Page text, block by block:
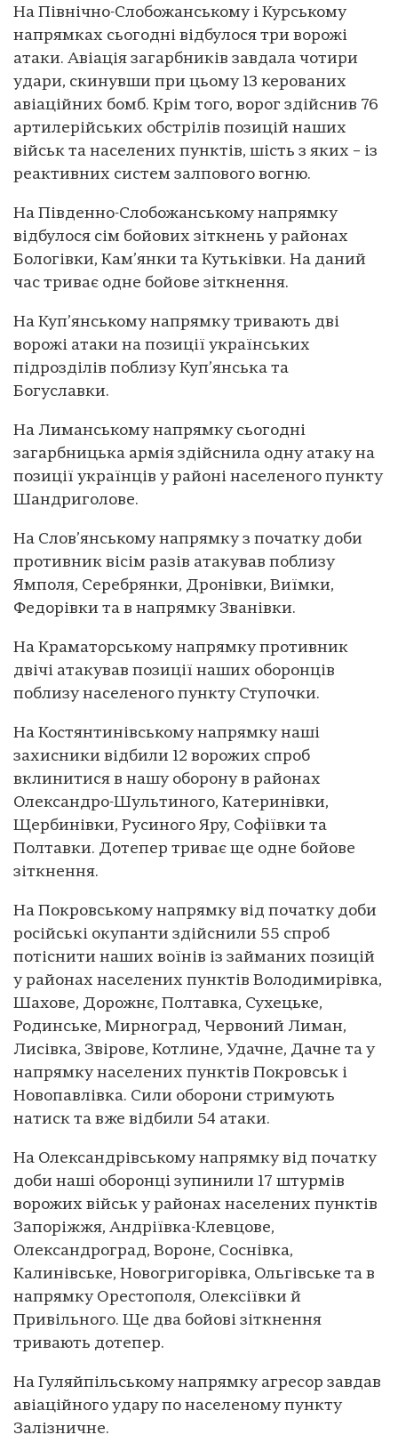
На Північно-Слобожанському і Курському
напрямках сьогодні відбулося три ворожі
атаки. Авіація загарбників завдала чотири
удари, скинувши при цьому 13 керованих
авіаційних бомб. Крім того, ворог здійснив 76
артилерійських обстрілів позицій наших
військ та населених пунктів, шість з яких – із
реактивних систем залпового вогню.
На Південно-Слобожанському напрямку
відбулося сім бойових зіткнень у районах
Бологівки, Кам’янки та Кутьківки. На даний
час триває одне бойове зіткнення.
На Куп’янському напрямку тривають дві
ворожі атаки на позиції українських
підрозділів поблизу Куп’янська та
Богуславки.
На Лиманському напрямку сьогодні
загарбницька армія здійснила одну атаку на
позиції українців у районі населеного пункту
Шандриголове.
На Слов’янському напрямку з початку доби
противник вісім разів атакував поблизу
Ямполя, Серебрянки, Дронівки, Виїмки,
Федорівки та в напрямку Званівки.
На Краматорському напрямку противник
двічі атакував позиції наших оборонців
поблизу населеного пункту Ступочки.
На Костянтинівському напрямку наші
захисники відбили 12 ворожих спроб
вклинитися в нашу оборону в районах
Олександро-Шультиного, Катеринівки,
Щербинівки, Русиного Яру, Софіївки та
Полтавки. Дотепер триває ще одне бойове
зіткнення.
На Покровському напрямку від початку доби
російські окупанти здійснили 55 спроб
потіснити наших воїнів із займаних позицій
у районах населених пунктів Володимирівка,
Шахове, Дорожнє, Полтавка, Сухецьке,
Родинське, Мирноград, Червоний Лиман,
Лисівка, Звірове, Котлине, Удачне, Дачне та у
напрямку населених пунктів Покровськ і
Новопавлівка. Сили оборони стримують
натиск та вже відбили 54 атаки.
На Олександрівському напрямку від початку
доби наші оборонці зупинили 17 штурмів
ворожих військ у районах населених пунктів
Запоріжжя, Андріївка-Клевцове,
Олександроград, Вороне, Соснівка,
Калинівське, Новогригорівка, Ольгівське та в
напрямку Орестополя, Олексіївки й
Привільного. Ще два бойові зіткнення
тривають дотепер.
На Гуляйпільському напрямку агресор завдав
авіаційного удару по населеному пункту
Залізничне.